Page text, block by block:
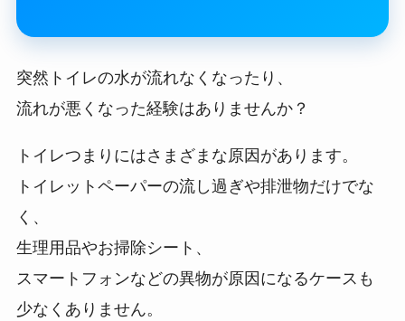
突然トイレの水が流れなくなったり、
流れが悪くなった経験はありませんか？
トイレつまりにはさまざまな原因があります。
トイレットペーパーの流し過ぎや排泄物だけでな
く、
生理用品やお掃除シート、
スマートフォンなどの異物が原因になるケースも
少なくありません。